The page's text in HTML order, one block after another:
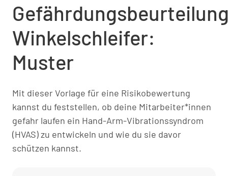
Winkelschleifer:
Muster
Mit dieser Vorlage für eine Risikobewertung
kannst du feststellen, ob deine Mitarbeiter*innen
gefahr laufen ein Hand-Arm-Vibrationssyndrom
(HVAS) zu entwickeln und wie du sie davor
schützen kannst.